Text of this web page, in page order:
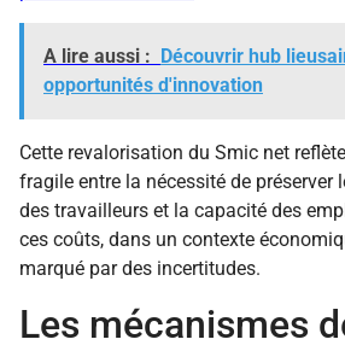
A lire aussi : Découvrir hub
opportunités d'innovation
Cette revalorisation du Smic net
fragile entre la nécessité de préserver
des travailleurs et la capacité des
ces coûts, dans un contexte
marqué par des incertitudes.
Les mécanismes